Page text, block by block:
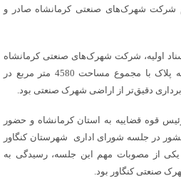
شرکت شهرک‌های صنعتی کرمانشاه صادر و
از صدور اسناد اولیه، شرکت شهرک‌های صنعتی کرمانشاه
پیگیر صدور اسناد تفکیکی برای سه پلاک با مجموع مساحت 4580 متر مربع در
دقیق‌تر از اراضی شهرک صنعتی بود.
1403، با سفر رئیس قوه قضاییه به استان کرمانشاه و حضور
در جلسه شورای اداری شهرستان کنگاور
از مصوبات مهم این جلسه، رسیدگی به
صنعتی کنگاور بود.